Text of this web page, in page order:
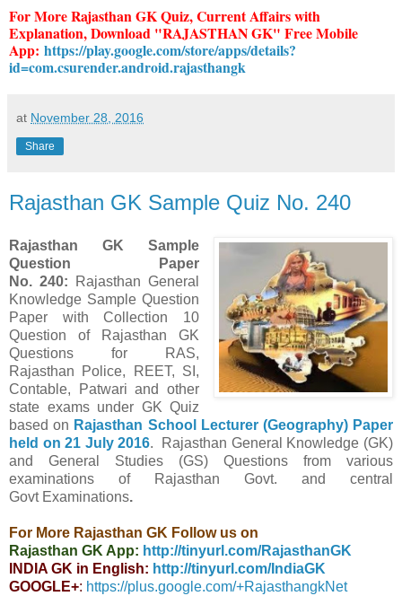
For More Rajasthan GK Quiz, Current Affairs with
Explanation, Download "RAJASTHAN GK" Free Mobile
App: https://play.google.com/store/apps/details?
id=com.csurender.android.rajasthangk
at November 28, 2016
Share
Rajasthan GK Sample Quiz No. 240
Rajasthan GK Sample
Question Paper
No. 240: Rajasthan General
Knowledge Sample Question
Paper with Collection 10
Question of Rajasthan GK
Questions for RAS,
Rajasthan Police, REET, SI,
Contable, Patwari and other
state exams under GK Quiz
based on Rajasthan School Lecturer (Geography) Paper
held on 21 July 2016. Rajasthan General Knowledge (GK)
and General Studies (GS) Questions from various
examinations of Rajasthan Govt. and central
Govt Examinations.
For More Rajasthan GK Follow us on
Rajasthan GK App: http://tinyurl.com/RajasthanGK
INDIA GK in English: http://tinyurl.com/IndiaGK
GOOGLE+: https://plus.google.com/+RajasthangkNet